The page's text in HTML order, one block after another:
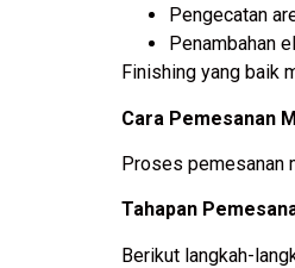
Pengecatan
Penambahan
Finishing yang baik
Cara Pemesanan
Proses pemesanan
Tahapan
Berikut langkah-